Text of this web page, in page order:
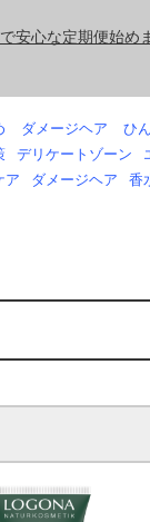
安心な定期便始
ダメージヘア ひ
デリケートゾーン
ア
ダメージヘア 香